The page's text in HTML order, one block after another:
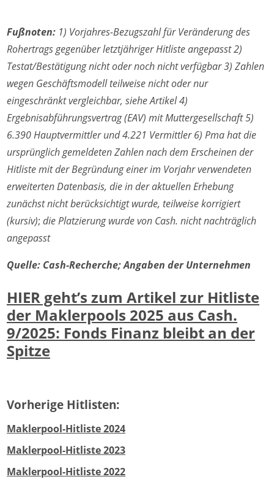
Fußnoten: 1) Vorjahres-Bezugszahl für Veränderung des
Rohertrags gegenüber letztjähriger Hitliste angepasst 2)
Testat/Bestätigung nicht oder noch nicht verfügbar 3) Zahlen
wegen Geschäftsmodell teilweise nicht oder nur
eingeschränkt vergleichbar, siehe Artikel 4)
Ergebnisabführungsvertrag (EAV) mit Muttergesellschaft 5)
6.390 Hauptvermittler und 4.221 Vermittler 6) Pma hat die
ursprünglich gemeldeten Zahlen nach dem Erscheinen der
Hitliste mit der Begründung einer im Vorjahr verwendeten
erweiterten Datenbasis, die in der aktuellen Erhebung
zunächst nicht berücksichtigt wurde, teilweise korrigiert
(kursiv); die Platzierung wurde von Cash. nicht nachträglich
angepasst
Quelle: Cash-Recherche; Angaben der Unternehmen
HIER geht’s zum Artikel zur Hitliste
der Maklerpools 2025 aus Cash.
9/2025: Fonds Finanz bleibt an der
Spitze
Vorherige Hitlisten:
Maklerpool-Hitliste 2024
Maklerpool-Hitliste 2023
Maklerpool-Hitliste 2022